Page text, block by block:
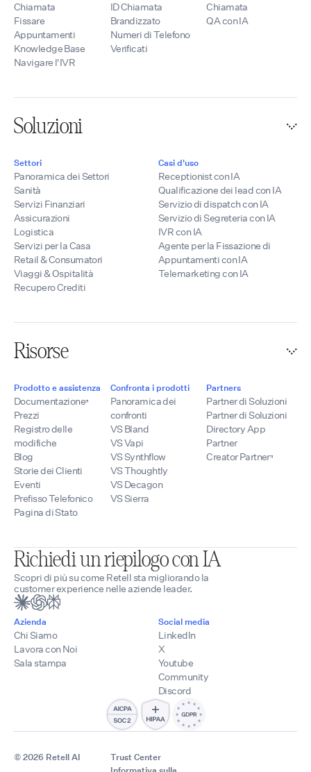
Chiamata
Fissare
Appuntamenti
Knowledge Base
Navigare l'IVR
ID Chiamata
Brandizzato
Numeri di Telefono
Verificati
Chiamata
QA con IA
Soluzioni
Settori
Panoramica dei Settori
Sanità
Servizi Finanziari
Assicurazioni
Logistica
Servizi per la Casa
Retail & Consumatori
Viaggi & Ospitalità
Recupero Crediti
Casi d'uso
Receptionist con IA
Qualificazione dei lead con IA
Servizio di dispatch con IA
Servizio di Segreteria con IA
IVR con IA
Agente per la Fissazione di
Appuntamenti con IA
Telemarketing con IA
Risorse
Prodotto e assistenza
Documentazione
Prezzi
Registro delle
modifiche
Blog
Storie dei Clienti
Eventi
Prefisso Telefonico
Pagina di Stato
Confronta i prodotti
Panoramica dei
confronti
VS Bland
VS Vapi
VS Synthflow
VS Thoughtly
VS Decagon
VS Sierra
Partners
Partner di Soluzioni
Partner di Soluzioni
Directory App
Partner
Creator Partner
Richiedi un riepilogo con IA
Scopri di più su come Retell sta migliorando la
customer experience nelle aziende leader.
Azienda
Chi Siamo
Lavora con Noi
Sala stampa
Social media
LinkedIn
X
Youtube
Community
Discord
© 2026 Retell AI
Trust Center